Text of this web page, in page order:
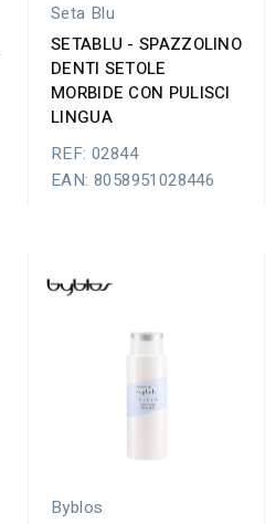
Seta Blu
SETABLU - SPAZZOLINO
DENTI SETOLE
MORBIDE CON PULISCI
LINGUA
REF: 02844
EAN: 8058951028446
Byblos